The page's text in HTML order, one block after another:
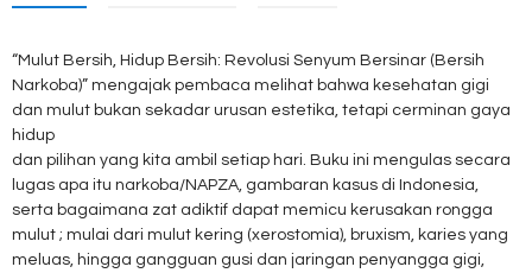
“Mulut Bersih, Hidup Bersih: Revolusi Senyum Bersinar (Bersih
Narkoba)” mengajak pembaca melihat bahwa kesehatan gigi
dan mulut bukan sekadar urusan estetika, tetapi cerminan gaya
hidup
dan pilihan yang kita ambil setiap hari. Buku ini mengulas secara
lugas apa itu narkoba/NAPZA, gambaran kasus di Indonesia,
serta bagaimana zat adiktif dapat memicu kerusakan rongga
mulut ; mulai dari mulut kering (xerostomia), bruxism, karies yang
meluas, hingga gangguan gusi dan jaringan penyangga gigi,